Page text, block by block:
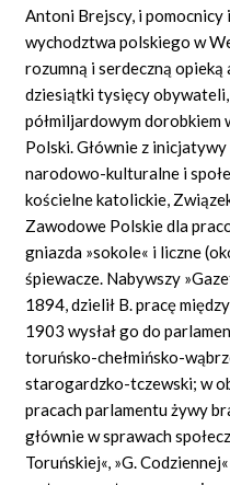
Antoni Brejscy, i pomocnicy
wychodztwa polskiego w
rozumną i serdeczną
dziesiątki tysięcy
półmiljardowym dorobkiem
Polski. Głównie z
narodowo-kulturalne i
kościelne katolickie,
Zawodowe Polskie dla
gniazda »sokole« i liczne
śpiewacze. Nabywszy
1894, dzielił B. pracę
1903 wysłał go do
toruńsko-chełmińsko-
starogardzko-tczewski; w
pracach parlamentu żywy
głównie w sprawach
Toruńskiej«, »G.